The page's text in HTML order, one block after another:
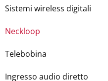
Sistemi wireless digitali
Neckloop
Telebobina
Ingresso audio diretto